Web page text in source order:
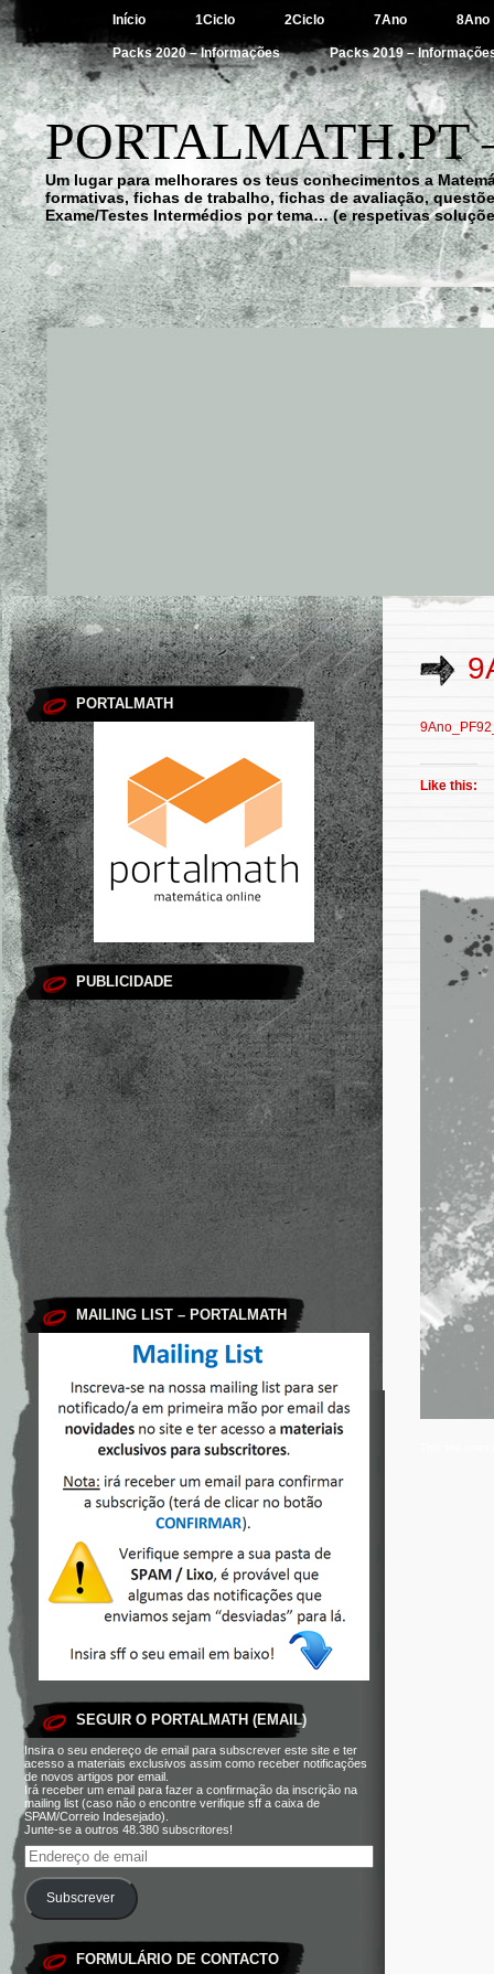
Início 1Ciclo 2Ciclo 7Ano 8Ano
Packs 2020 – Informações Packs 2019 –
Um lugar para melhorares os teus conhecimentos a
formativas, fichas de trabalho, fichas de avaliação,
Exame/Testes Intermédios por tema… (e respetivas
PORTALMATH
PUBLICIDADE
MAILING LIST – PORTALMATH
SEGUIR O PORTALMATH (EMAIL)
Insira o seu endereço de email para subscrever este site e ter
acesso a materiais exclusivos assim como receber notificações
de novos artigos por email.
Irá receber um email para fazer a confirmação da inscrição na
mailing list (caso não o encontre verifique sff a caixa de
SPAM/Correio Indesejado).
Junte-se a outros 48.380 subscritores!
Subscrever
FORMULÁRIO DE CONTACTO
Like this: